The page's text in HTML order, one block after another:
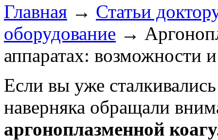
Главная → Статьи
оборудование →
аппаратах: возможности
Если вы уже
наверняка обращали
аргоноплазменной